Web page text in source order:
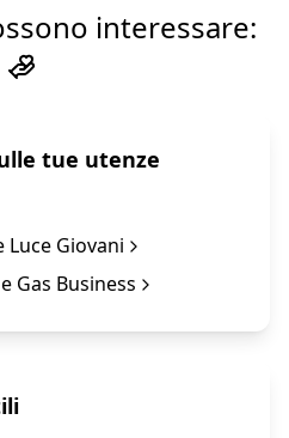
interessare:
tue utenze
Luce Giovani
Gas Business